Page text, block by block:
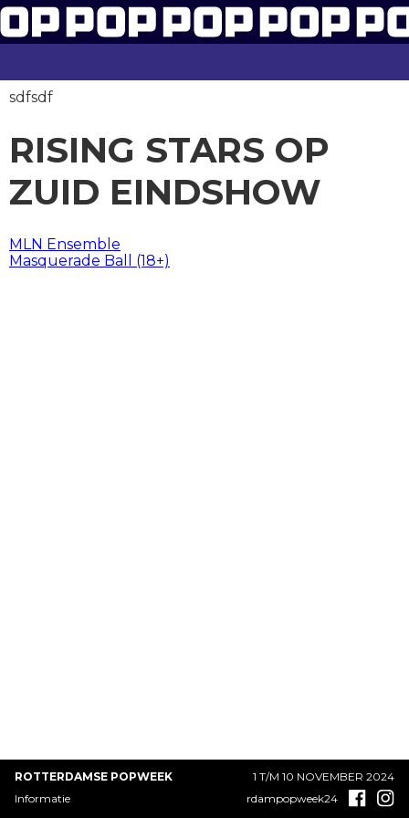
sdfsdf
RISING STARS OP
ZUID EINDSHOW
BERICHT
NAVIGATIE
MLN Ensemble
Masquerade Ball (18+)
ROTTERDAMSE POPWEEK
1 T/M 10 NOVEMBER 2024
Informatie
rdampopweek24